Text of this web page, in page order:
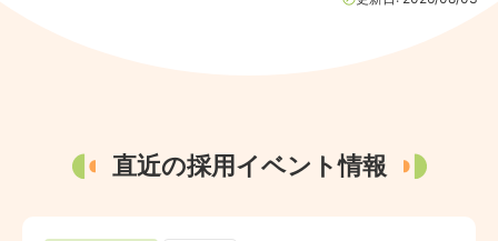
直近の採用イベント情報